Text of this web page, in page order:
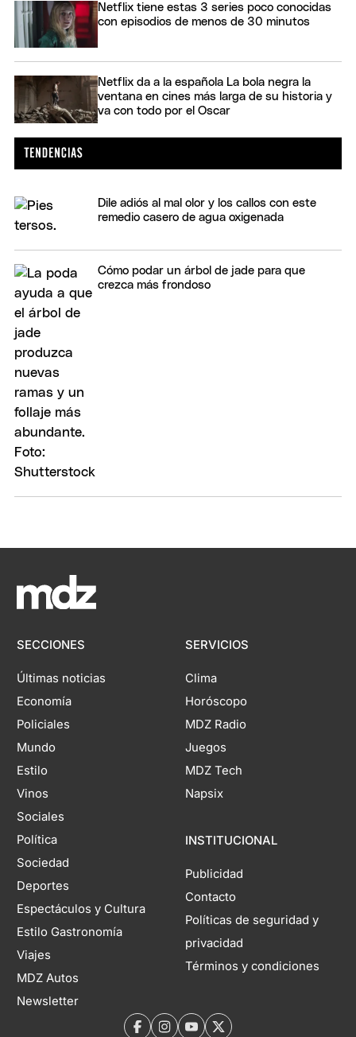
Netflix tiene estas 3 series poco conocidas
con episodios de menos de 30 minutos
Netflix da a la española La bola negra la
ventana en cines más larga de su historia y
va con todo por el Oscar
Dile adiós al mal olor y los callos con este
remedio casero de agua oxigenada
Cómo podar un árbol de jade para que
crezca más frondoso
SECCIONES
Últimas noticias
Economía
Policiales
Mundo
Estilo
Vinos
Sociales
Política
Sociedad
Deportes
Espectáculos y Cultura
Estilo Gastronomía
Viajes
MDZ Autos
Newsletter
SERVICIOS
Clima
Horóscopo
MDZ Radio
Juegos
MDZ Tech
Napsix
INSTITUCIONAL
Publicidad
Contacto
Políticas de seguridad y
privacidad
Términos y condiciones